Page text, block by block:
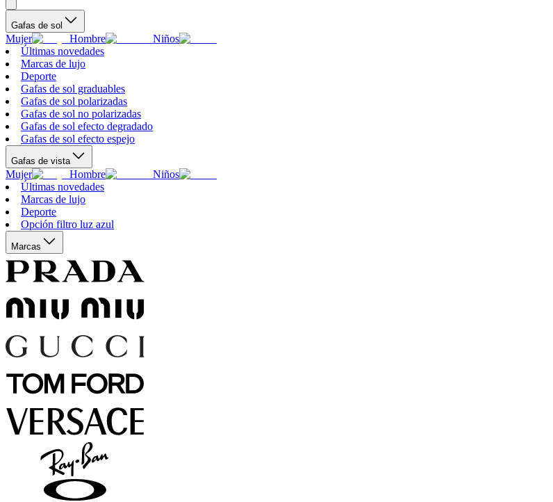
Gafas de sol
Mujer Hombre
Niños
Últimas novedades
Marcas de lujo
Deporte
Gafas de sol graduables
Gafas de sol polarizadas
Gafas de sol no polarizadas
Gafas de sol efecto degradado
Gafas de sol efecto espejo
Gafas de vista
Mujer Hombre
Niños
Últimas novedades
Marcas de lujo
Deporte
Opción filtro luz azul
Marcas